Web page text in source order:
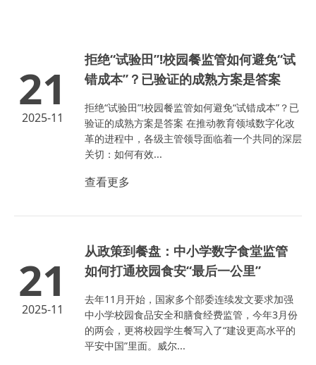
21
2025-11
拒绝“试验田”!校园餐监管如何避免“试
错成本”？已验证的成熟方案是答案
拒绝“试验田”!校园餐监管如何避免“试错成本”？已
验证的成熟方案是答案 在推动教育领域数字化改
革的进程中，各级主管领导面临着一个共同的深层
关切：如何有效...
查看更多
21
2025-11
从政策到餐盘：中小学数字食堂监管
如何打通校园食安“最后一公里”
去年11月开始，国家多个部委连续发文要求加强
中小学校园食品安全和膳食经费监管，今年3月份
的两会，更将校园学生餐写入了“建设更高水平的
平安中国”里面。威尔...